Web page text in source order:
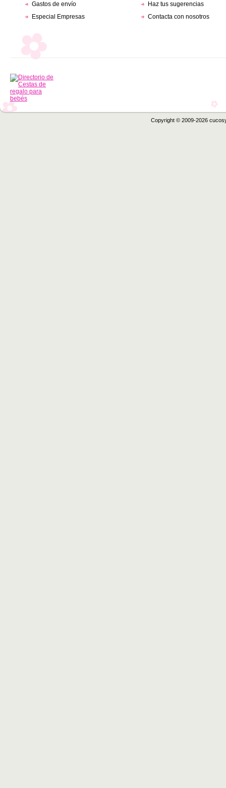
Gastos de envío
Especial Empresas
Haz tus sugerencias
Contacta con nosotros
Copyright © 2009-2026